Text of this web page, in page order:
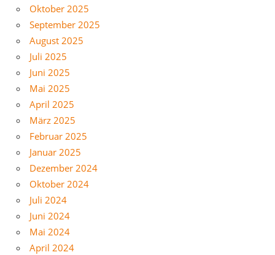
Oktober 2025
September 2025
August 2025
Juli 2025
Juni 2025
Mai 2025
April 2025
März 2025
Februar 2025
Januar 2025
Dezember 2024
Oktober 2024
Juli 2024
Juni 2024
Mai 2024
April 2024